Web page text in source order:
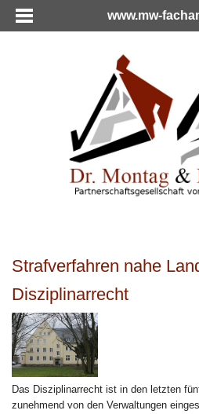
www.mw-
Strafverfahren nahe
Disziplinarrecht
Das Disziplinarrecht ist in den letzten
zunehmend von den Verwaltungen